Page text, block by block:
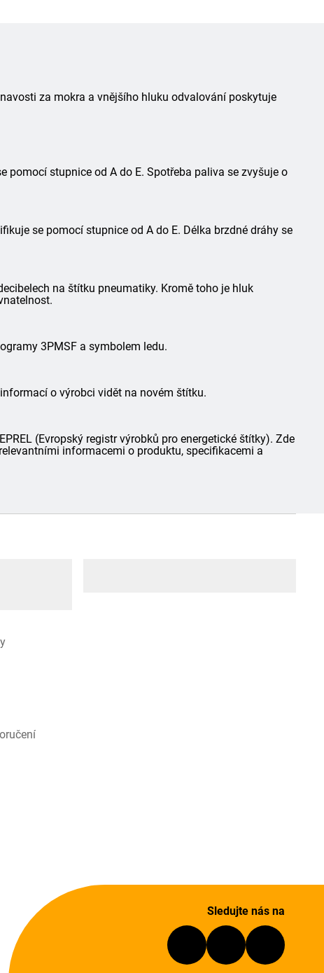
za mokra a vnějšího hluku odvalování poskytuje
stupnice od A do E. Spotřeba paliva se zvyšuje o
se pomocí stupnice od A do E. Délka brzdné dráhy se
na štítku pneumatiky. Kromě toho je hluk
3PMSF a symbolem ledu.
o výrobci vidět na novém štítku.
(Evropský registr výrobků pro energetické štítky). Zde
informacemi o produktu, specifikacemi a
Sledujte nás na